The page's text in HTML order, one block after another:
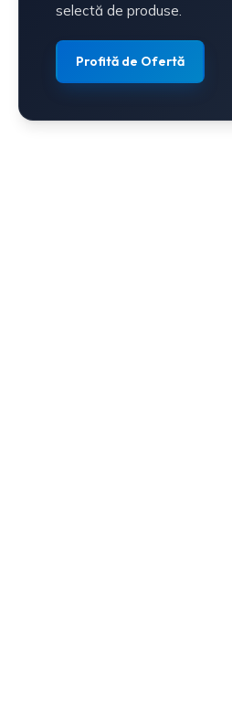
selectă de produse.
Profită de Ofertă